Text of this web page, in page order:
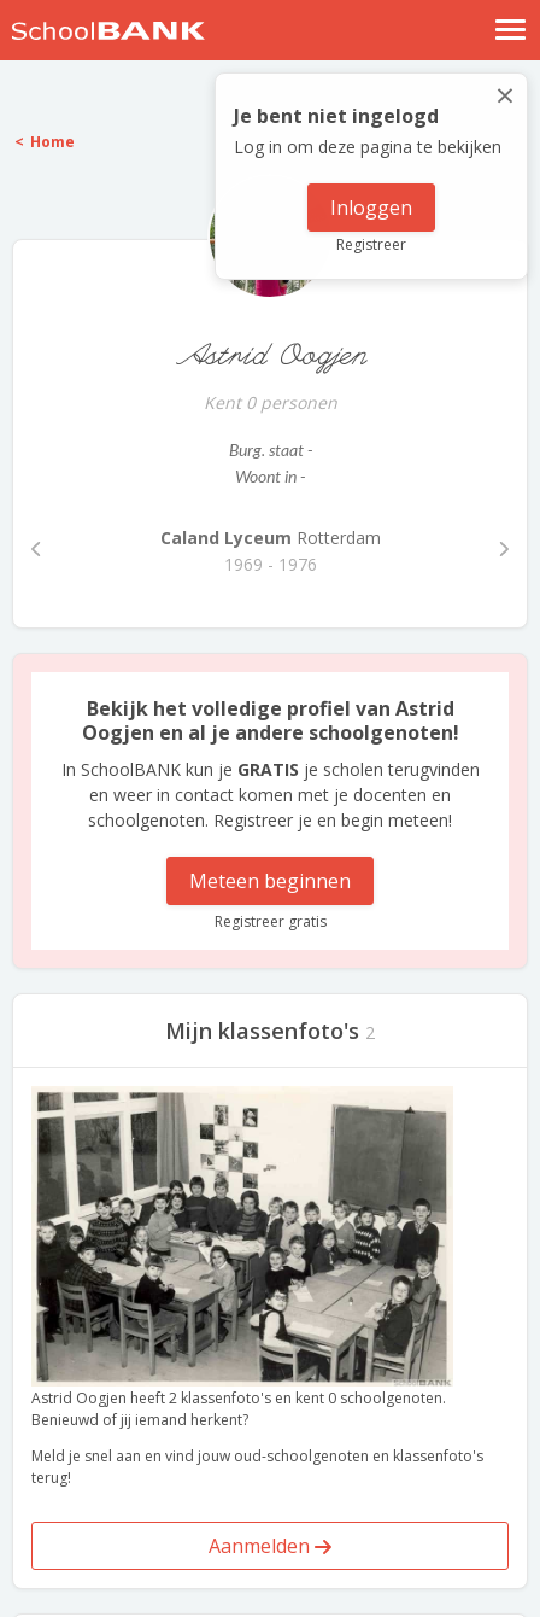
Nostalgische verhalen
Log in
Meld je gratis aan
×
Je bent niet ingelogd
Log in om deze pagina te bekijken
Inloggen
Registreer
Home
Astrid Oogjen
Kent 0 personen
Burg. staat -
Woont in -
Caland Lyceum Rotterdam
1969 - 1976
Bekijk het volledige profiel van Astrid
Oogjen en al je andere schoolgenoten!
In SchoolBANK kun je GRATIS je scholen terugvinden
en weer in contact komen met je docenten en
schoolgenoten. Registreer je en begin meteen!
Meteen beginnen
Registreer gratis
Mijn klassenfoto's 2
Astrid Oogjen heeft 2 klassenfoto's en kent 0 schoolgenoten.
Benieuwd of jij iemand herkent?
Meld je snel aan en vind jouw oud-schoolgenoten en klassenfoto's
terug!
Aanmelden